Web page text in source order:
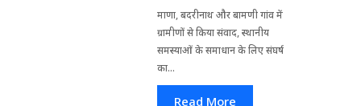
माणा, बदरीनाथ और बामणी गांव में
ग्रामीणों से किया संवाद, स्थानीय
समस्याओं के समाधान के लिए संघर्ष
का...
Read More